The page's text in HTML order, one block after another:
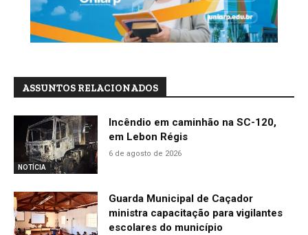
ASSUNTOS RELACIONADOS
NOTÍCIA
Incêndio em caminhão na SC-120,
em Lebon Régis
6 de agosto de 2026
Guarda Municipal de Caçador
ministra capacitação para vigilantes
escolares do município